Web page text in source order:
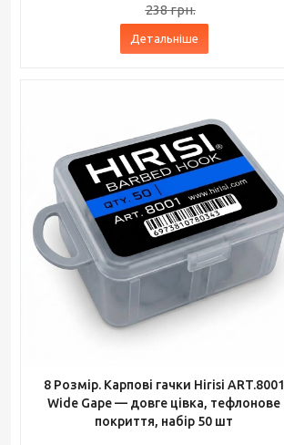
238грн.
Детальніше
8 Розмір. Карпові гачки Hirisi ART.8001
Wide Gape — довге цівка, тефлонове
покриття, набір 50 шт